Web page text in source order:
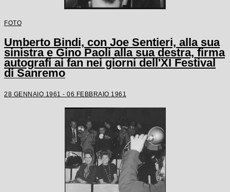
FOTO
Umberto Bindi, con Joe Sentieri, alla sua
sinistra e Gino Paoli alla sua destra, firma
autografi ai fan nei giorni dell'XI Festival
di Sanremo
28 GENNAIO 1961 - 06 FEBBRAIO 1961